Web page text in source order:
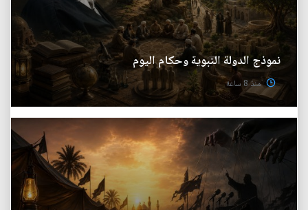
نموذج الدولة النبوية وحكام اليوم
منذ 8 ساعة